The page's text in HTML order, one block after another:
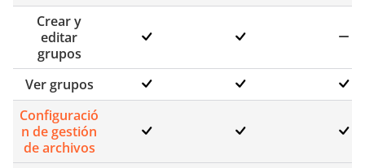
Crear y
editar
grupos
Ver grupos
Configuració
n de gestión
de archivos